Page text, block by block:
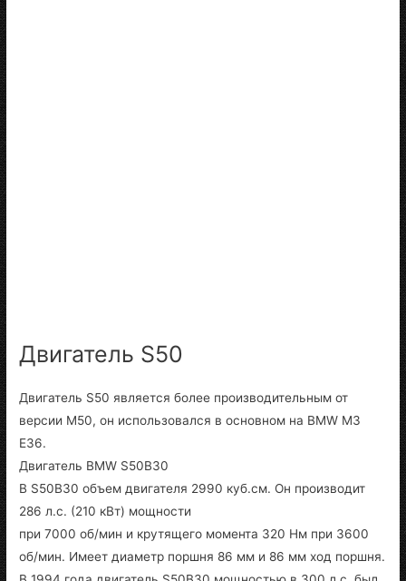
Двигатель S50
Двигатель S50 является более производительным от
версии M50, он использовался в основном на BMW M3
E36.
Двигатель BMW S50B30
В S50B30 объем двигателя 2990 куб.см. Он производит
286 л.с. (210 кВт) мощности
при 7000 об/мин и крутящего момента 320 Нм при 3600
об/мин. Имеет диаметр поршня 86 мм и 86 мм ход поршня.